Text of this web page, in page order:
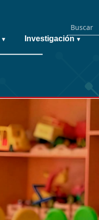
▾ Investigación ▾